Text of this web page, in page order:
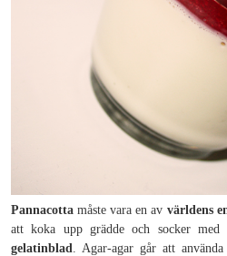
Pannacotta måste vara en av världens
att koka upp grädde och socker med
gelatinblad . Agar-agar går att